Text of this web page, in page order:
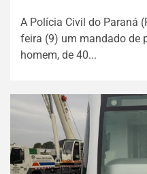
A Polícia Civil do Paraná
feira (9) um mandado de
homem, de 40...